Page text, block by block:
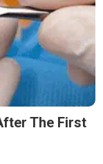
The First